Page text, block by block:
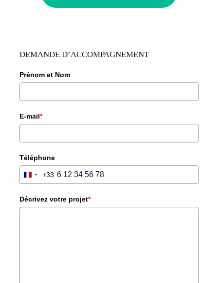
DEMANDE D’ACCOMPAGNEMENT
Prénom et Nom
E-mail*
Téléphone
FRANCE
+33
Décrivez votre projet*